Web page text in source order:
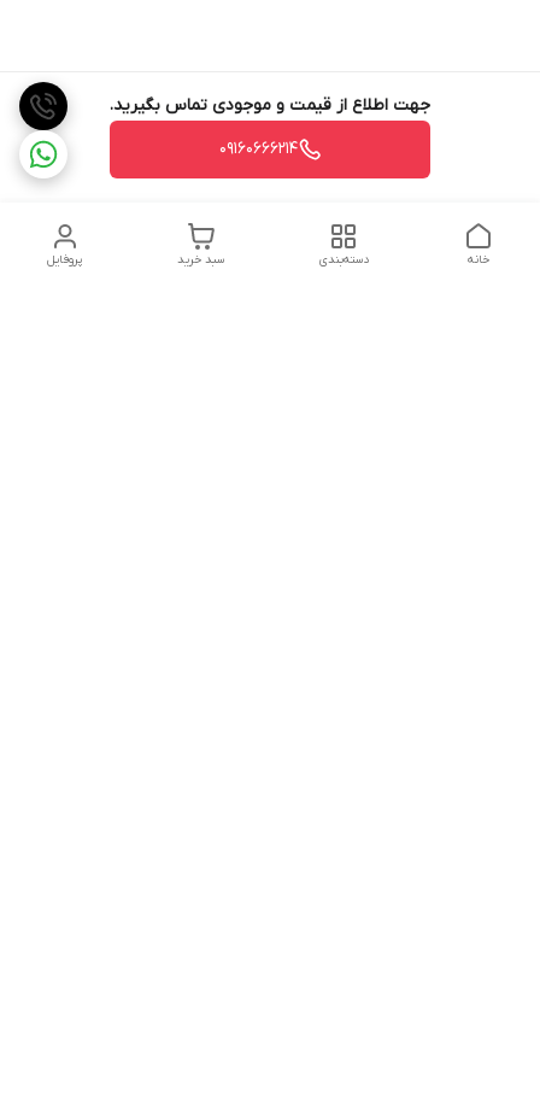
جهت اطلاع از قیمت و موجودی تماس بگیرید.
09160666214
پروفایل سبد خرید دسته‌بندی خانه